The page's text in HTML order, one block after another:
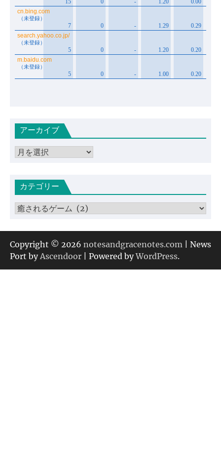
アーカイブ
ア
イカテゴリー
カ
ゴ
リ
ー
Copyright © 2026 notesandgracenotes.com | News
Port by Ascendoor | Powered byWordPress.